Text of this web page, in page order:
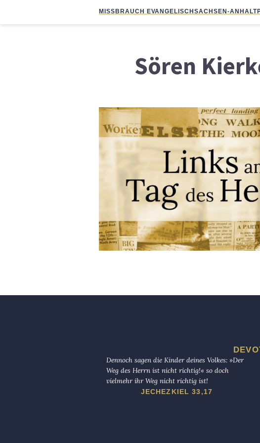
MISSBRAUCH EVANGELISCHSACHSEN-ANHALT
Sören
Dennoch sagen die Kinder deines Volkes: »Der
Weg des Herrn ist nicht richtig!« so doch
vielmehr ihr Weg nicht richtig ist!
JECHEZKIEL 33,17